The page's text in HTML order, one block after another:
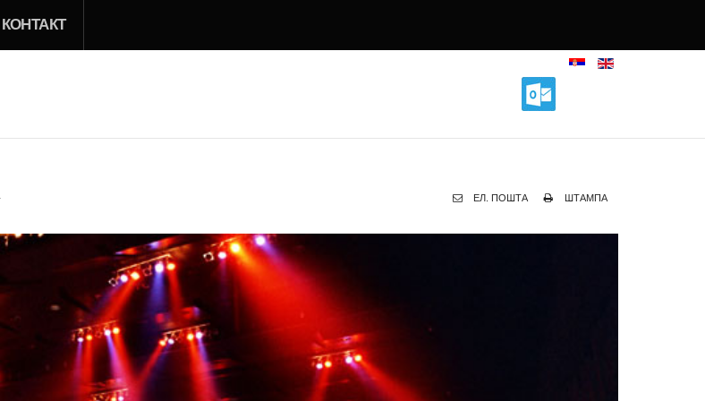
КОНТАКТ
ШТАМПА
ЕЛ. ПОШТА